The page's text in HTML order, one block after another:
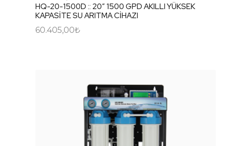
HQ-20-1500D :: 20″ 1500 GPD AKILLI YÜKSEK
KAPASİTE SU ARITMA CİHAZI
60.405,00₺